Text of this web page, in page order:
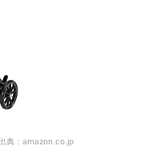
典： amazon.co.jp